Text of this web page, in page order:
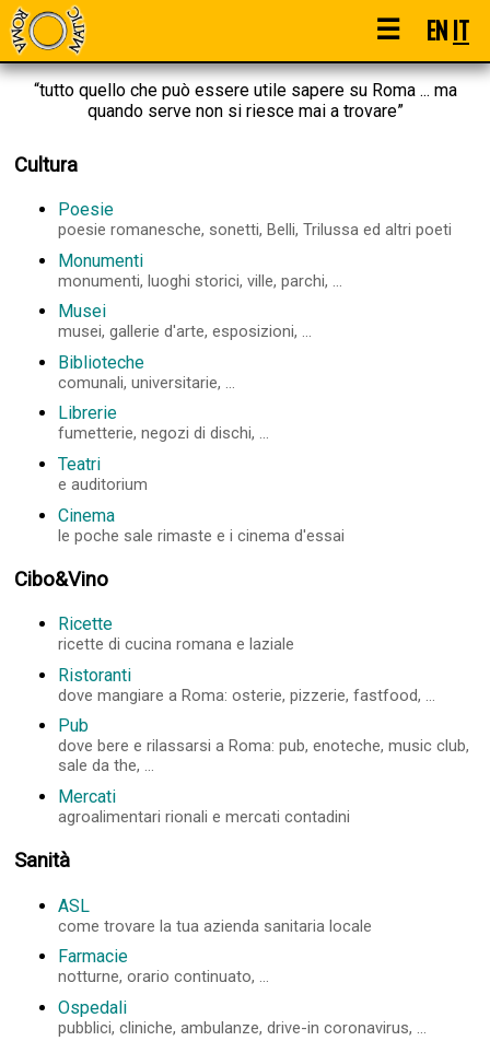
☰ ENIT
“tutto quello che può essere utile sapere su Roma ... ma
quando serve non si riesce mai a trovare”
Cultura
Poesie
poesie romanesche, sonetti, Belli, Trilussa ed altri poeti
Monumenti
monumenti, luoghi storici, ville, parchi, ...
Musei
musei, gallerie d'arte, esposizioni, ...
Biblioteche
comunali, universitarie, ...
Librerie
fumetterie, negozi di dischi, ...
Teatri
e auditorium
Cinema
le poche sale rimaste e i cinema d'essai
Cibo&Vino
Ricette
ricette di cucina romana e laziale
Ristoranti
dove mangiare a Roma: osterie, pizzerie, fastfood, ...
Pub
dove bere e rilassarsi a Roma: pub, enoteche, music club,
sale da the, ...
Mercati
agroalimentari rionali e mercati contadini
Sanità
ASL
come trovare la tua azienda sanitaria locale
Farmacie
notturne, orario continuato, ...
Ospedali
pubblici, cliniche, ambulanze, drive-in coronavirus, ...